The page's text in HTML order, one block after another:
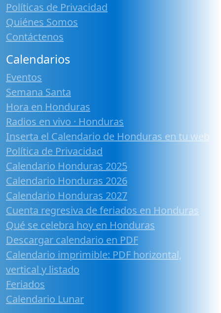
Políticas de Privacidad
Quiénes Somos
Contáctenos
Calendarios
Eventos
Semana Santa
Hora en Honduras
Radios en vivo · Honduras
Inserta el Calendario de Honduras en tu web
Política de Privacidad
Calendario Honduras 2025
Calendario Honduras 2026
Calendario Honduras 2027
Cuenta regresiva de feriados en Honduras
Qué se celebra hoy en Honduras
Descargar calendario en PDF
Calendario imprimible: PDF horizontal,
vertical y listado
Feriados
Calendario Lunar